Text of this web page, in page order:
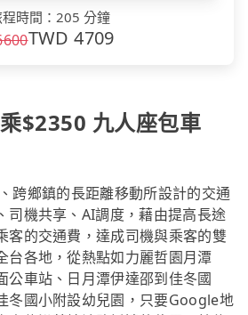
時間 ： 205 分鐘
TWD4709
$2350 九人座包車
跨鄉鎮的長距離移動所設計的交通
司機共享、AI調度，藉由提高長途
客的交通費，達成司機與乘客的雙
台各地，從熱點如力麗哲園月潭
公車站、日月潭伊達邵到佳冬國
冬國小附設幼兒園，只要Google地